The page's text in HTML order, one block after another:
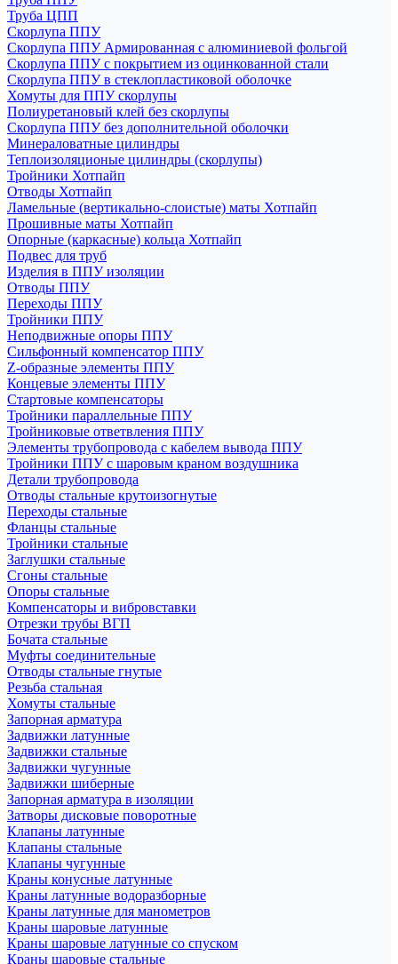
Труба ЦПП
Скорлупа ППУ
Скорлупа ППУ Армированная с алюминиевой фольгой
Скорлупа ППУ с покрытием из оцинкованной стали
Скорлупа ППУ в стеклопластиковой оболочке
Хомуты для ППУ скорлупы
Полиуретановый клей без скорлупы
Скорлупа ППУ без дополнительной оболочки
Минераловатные цилиндры
Теплоизоляционые цилиндры (скорлупы)
Тройники Хотпайп
Отводы Хотпайп
Ламельные (вертикально-слоистые) маты Хотпайп
Прошивные маты Хотпайп
Опорные (каркасные) кольца Хотпайп
Подвес для труб
Изделия в ППУ изоляции
Отводы ППУ
Переходы ППУ
Тройники ППУ
Неподвижные опоры ППУ
Cильфонный компенсатор ППУ
Z-образные элементы ППУ
Концевые элементы ППУ
Стартовые компенсаторы
Тройники параллельные ППУ
Тройниковые ответвления ППУ
Элементы трубопровода с кабелем вывода ППУ
Тройники ППУ с шаровым краном воздушника
Детали трубопровода
Отводы стальные крутоизогнутые
Переходы стальные
Фланцы стальные
Тройники стальные
Заглушки стальные
Сгоны стальные
Опоры стальные
Компенсаторы и вибровставки
Отрезки трубы ВГП
Бочата стальные
Муфты соединительные
Отводы стальные гнутые
Резьба стальная
Хомуты стальные
Запорная арматура
Задвижки латунные
Задвижки стальные
Задвижки чугунные
Задвижки шиберные
Запорная арматура в изоляции
Затворы дисковые поворотные
Клапаны латунные
Клапаны стальные
Клапаны чугунные
Краны конусные латунные
Краны латунные водоразборные
Краны латунные для манометров
Краны шаровые латунные
Краны шаровые латунные со спуском
Краны шаровые стальные